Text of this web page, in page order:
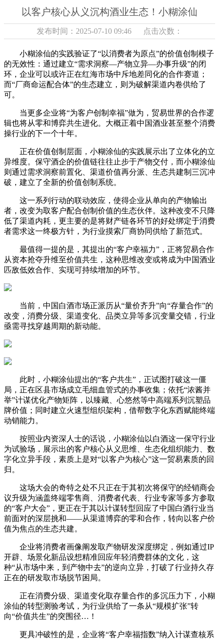
以客户核心从义沉构酒业生态！小糊涂仙
发布时间：2025-07-10 09:46 点击次数：
小糊涂仙的实践验证了“以消费者为原点”的价值创制模子
的无效性：通过建立“需求洞察—产物立异—办事升级”的闭
环，企业可以或许正在红海市场中斥地差同化的合作赛道；
而“厂商命运配合体”的生态建立，则为破解渠道内卷供给了
可。
当更多企业将“为客户创制幸福”做为，贸易世界的合作逻
辑也将从零和博弈共生进化。大概正着中国酒业甚至整个消费
操行业的下一个十年。
正在价值创制层面，小糊涂仙的实践展示出了立体化的立
异维度。保守酒企的价值链往往止步于产物交付，而小糊涂仙
则通过需求洞察前置化、渠道价值再分派、生态共建制三沉冲
破，建立了全新的价值创制系统。
这一系列行动的联动效应，使得企业从单向的产物输出
者，改变为取客户配合创制价值的生态伙伴。这种改变不只降
低了渠道内耗，更主要的是将财产链各环节的好处绑定于消费
者需求这一终极方针，为行业摸索厂商协同供给了新范式。
最值得一提的是，其提出的“客户幸福力”，正将贸易合作
从资本抢夺升维至价值共生，这种思维改变或将成为中国酒业
匹敌低效合作、实现可持续增加的环节。
当前，中国白酒市场正派历从“量价齐升”向“存量合作”的
改变，消费分级、渠道变化、品类立异等多沉变量交错，行业
亟需寻找穿越周期的新动能。
此时，小糊涂仙提出的“客户共生”，正试图打破这一僵
局，正在区县市场成立毛细血管式的办事收集；依托“浓酱并
举”计谋优化产物矩阵，以臻藏、心悠然等中高端系列沉塑品
牌价值；同时建立火速型组织架构，借帮数字化东西赋能终端
动销能力。
按照业内资深人士的话说，小糊涂仙以白酒这一保守行业
为试验场，展示出的客户核心从义思维、生态化组织能力、数
字化立异手段，素质上是对“以客户为核心”这一贸易素质的回
归。
这场大会的奇特之处不只正在于其初次将保守的经销商会
议升级为涵盖终端零售商、消费者代表、行业专家等多方参取
的“客户大会”，更正在于其以计谋转型回应了中国白酒行业当
前面对的深层挑和——从渠道博弈的零和合作，转向以客户价
值为焦点的生态共建。
企业将消费者画像阐发取产物研发深度绑定，例如通过IP
开辟、场景化新品设想精准回应年轻消费群体的文化，这
种“从市场中来，到产物中去”的逆向立异，打破了行业持久存
正在的研发取市场脱节困局。
正在消费分级、渠道变化取存量合作的多沉压力下，小糊
涂仙的转型测验考试，为行业供给了一条从“规模扩张”转
向“价值共生”的突围径…！
更具冲破性的是，企业将“客户幸福指数”纳入计谋查核系